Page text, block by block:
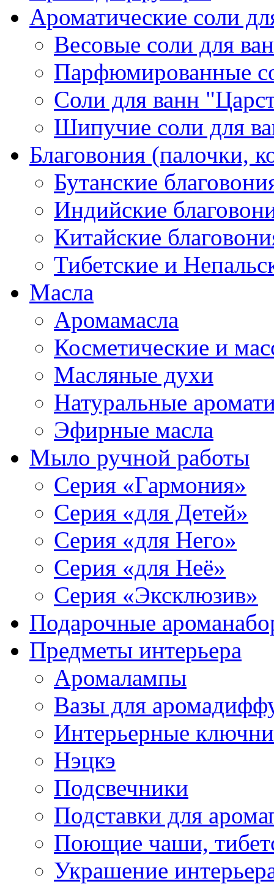
Ароматические соли
Весовые соли для
Парфюмированные
Соли для ванн
Шипучие соли для
Благовония (палочки,
Бутанские
Индийские
Китайские
Тибетские и
Масла
Аромамасла
Косметические и
Масляные духи
Натуральные
Эфирные масла
Мыло ручной работы
Серия «Гармония»
Серия «для Детей»
Серия «для Него»
Серия «для Неё»
Серия «Эксклюзив»
Подарочные
Предметы интерьера
Аромалампы
Вазы для
Интерьерные
Нэцкэ
Подсвечники
Подставки для
Поющие чаши,
Украшение